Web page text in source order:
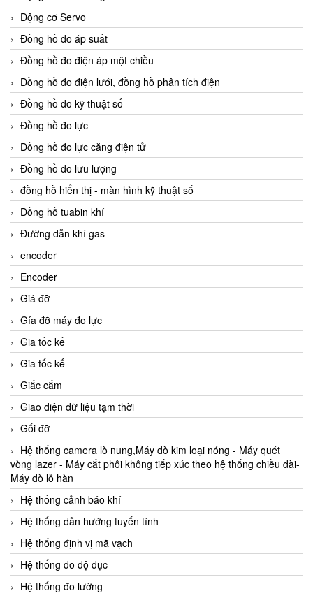
Động cơ Servo
Đồng hồ đo áp suất
Đồng hồ đo điện áp một chiều
Đồng hồ đo điện lưới, đồng hồ phân tích điện
Đồng hồ đo kỹ thuật số
Đồng hồ đo lực
Đồng hồ đo lực căng điện tử
Đồng hồ đo lưu lượng
đồng hồ hiển thị - màn hình kỹ thuật số
Đồng hồ tuabin khí
Đường dẫn khí gas
encoder
Encoder
Giá đỡ
Gía đỡ máy đo lực
Gia tốc kế
Gia tốc kế
Giắc cắm
Giao diện dữ liệu tạm thời
Gối đỡ
Hệ thống camera lò nung,Máy dò kim loại nóng - Máy quét
vòng lazer - Máy cắt phôi không tiếp xúc theo hệ thống chiều dài-
Máy dò lỗ hàn
Hệ thống cảnh báo khí
Hệ thống dẫn hướng tuyến tính
Hệ thống định vị mã vạch
Hệ thống đo độ đục
Hệ thống đo lường